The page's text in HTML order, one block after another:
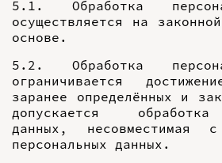
5.1. Обработка
осуществляется на
основе.
5.2. Обработка
ограничивается
заранее определённых и
допускается
данных, несовместимая
персональных данных.